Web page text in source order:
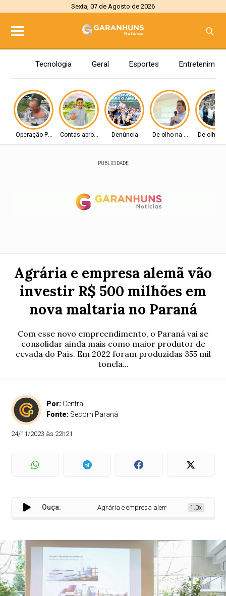
Sexta, 07 de Agosto de 2026
Tecnologia Geral Esportes
Operação PolicialContas aprovadas Denúncia De olho na AlepeDe olho
PUBLICIDADE
Agrária e empresa alemã vão
investir R$ 500 milhões em
nova maltaria no Paraná
Com esse novo empreendimento, o Paraná vai se
consolidar ainda mais como maior produtor de
cevada do País. Em 2022 foram produzidas 355 mil
tonela...
Por: Central
Fonte: Secom Paraná
24/11/2023 às 22h21
Ouça: Agrária e empresa alemã vão investir R$ 500
1.0x